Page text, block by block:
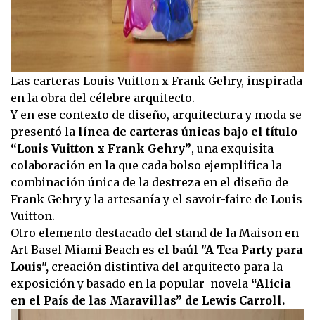
Las carteras Louis Vuitton x Frank Gehry, inspirada
en la obra del célebre arquitecto.
Y en ese contexto de diseño, arquitectura y moda se
presentó la línea de carteras únicas bajo el título
“Louis Vuitton x Frank Gehry”, una exquisita
colaboración en la que cada bolso ejemplifica la
combinación única de la destreza en el diseño de
Frank Gehry y la artesanía y el savoir-faire de Louis
Vuitton.
Otro elemento destacado del stand de la Maison en
Art Basel Miami Beach es el baúl "A Tea Party para
Louis", creación distintiva del arquitecto para la
exposición y basado en la popular novela “Alicia
en el País de las Maravillas” de Lewis Carroll.